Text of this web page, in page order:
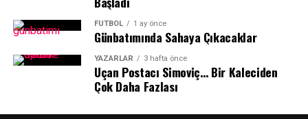
görev üstlenecek. Avrupa’nın dikkatle takip ettiği yarışta
Türk bayrağını taşıyacak sporcular, uluslararası alanda
önemli bir temsil sorumluluğu da üstlenecek.
İlker Cömert: Avrupa’nın En Önemli
Bisiklet Takımları Katılıyor”
FUTBOL 1 ay önce
Günbatımında Sahaya Çıkacaklar
YAZARLAR 3 hafta önce
Uçan Postacı Simoviç… Bir Kaleciden
Çok Daha Fazlası